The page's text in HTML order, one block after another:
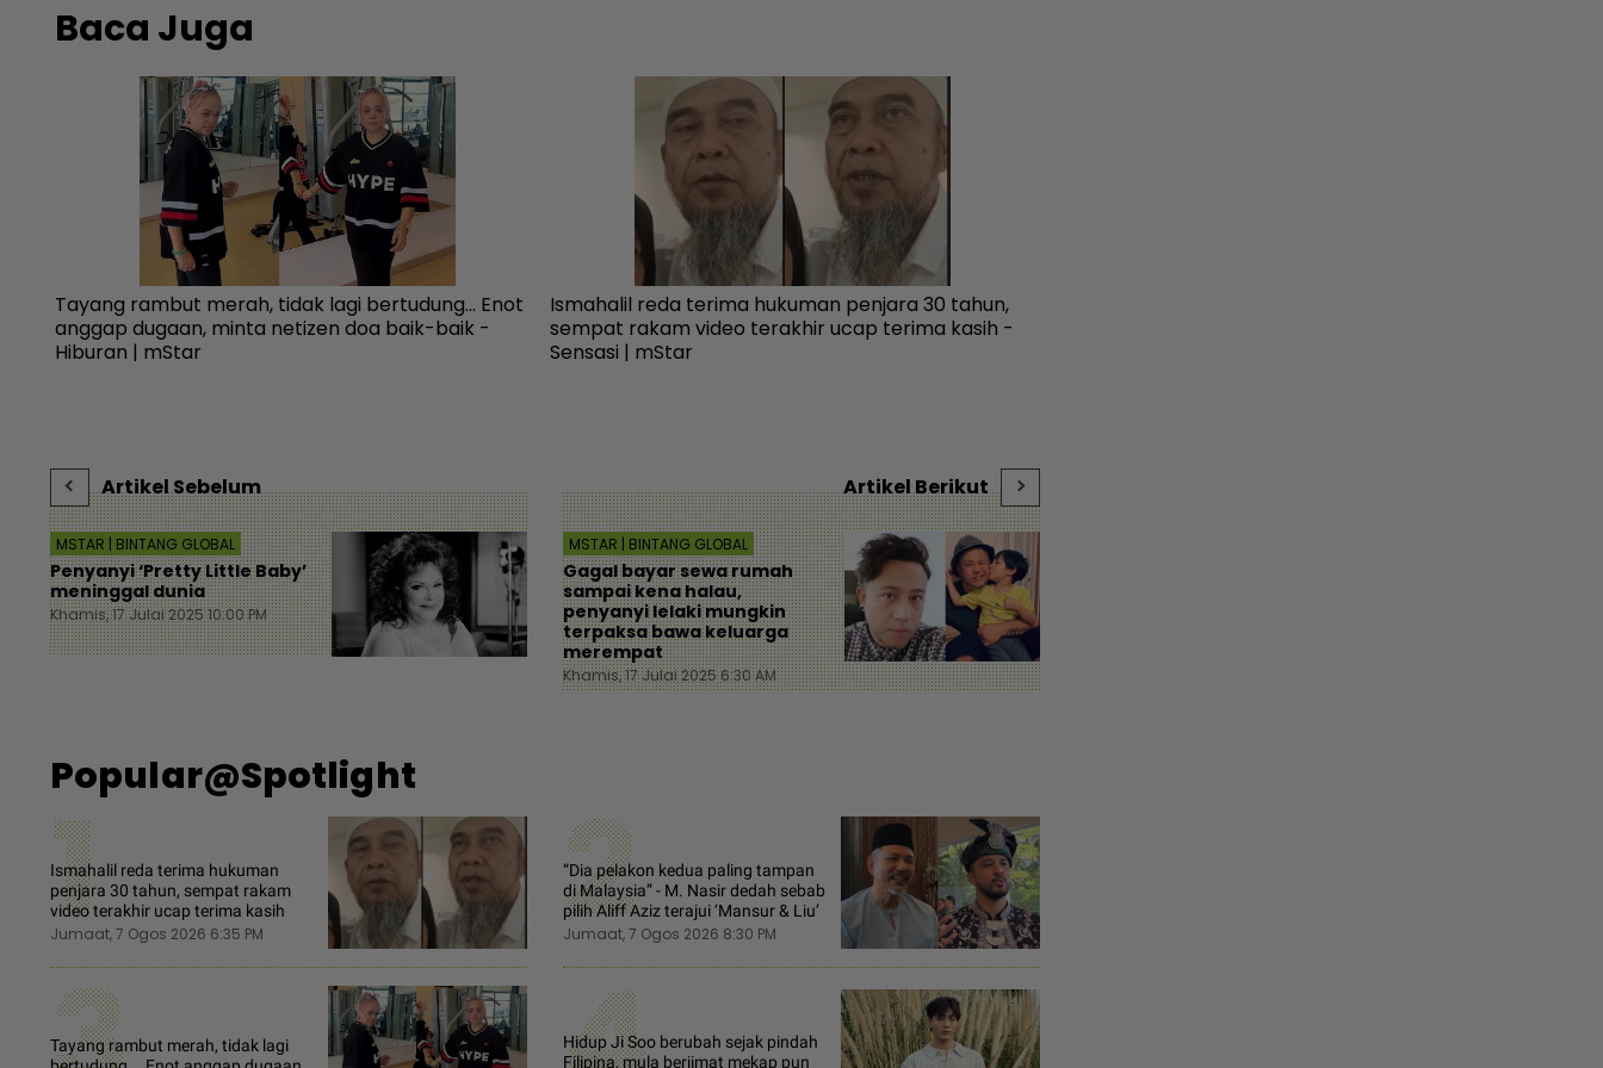
Baca Juga
Tayang rambut merah, tidak lagi bertudung... Enot
anggap dugaan, minta netizen doa baik-baik -
Hiburan | mStar
Ismahalil reda terima hukuman penjara 30 tahun,
sempat rakam video terakhir ucap terima kasih -
Sensasi | mStar
Artikel Sebelum
MSTAR | BINTANG GLOBAL
Penyanyi ‘Pretty Little Baby’
meninggal dunia
Khamis, 17 Julai 2025 10:00 PM
Artikel Berikut
MSTAR | BINTANG GLOBAL
Gagal bayar sewa rumah
sampai kena halau,
penyanyi lelaki mungkin
terpaksa bawa keluarga
merempat
Khamis, 17 Julai 2025 6:30 AM
Popular@Spotlight
1
Ismahalil reda terima hukuman
penjara 30 tahun, sempat rakam
video terakhir ucap terima kasih
Jumaat, 7 Ogos 2026 6:35 PM 2
“Dia pelakon kedua paling tampan
di Malaysia” - M. Nasir dedah sebab
pilih Aliff Aziz terajui ‘Mansur & Liu’
Jumaat, 7 Ogos 2026 8:30 PM
Tayang rambut merah, tidak lagi
Hidup Ji Soo berubah sejak pindah
Filipina, mula berjimat mekap pun